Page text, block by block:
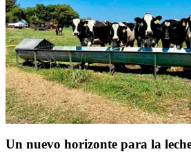
Un nuevo horizonte para la